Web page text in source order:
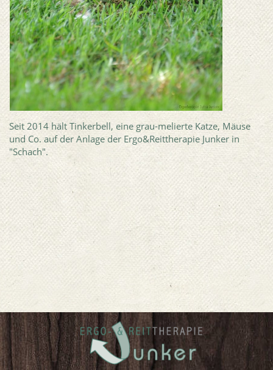
Seit 2014 hält Tinkerbell, eine grau-melierte Katze, Mäuse
und Co. auf der Anlage der Ergo&Reittherapie Junker in
"Schach".